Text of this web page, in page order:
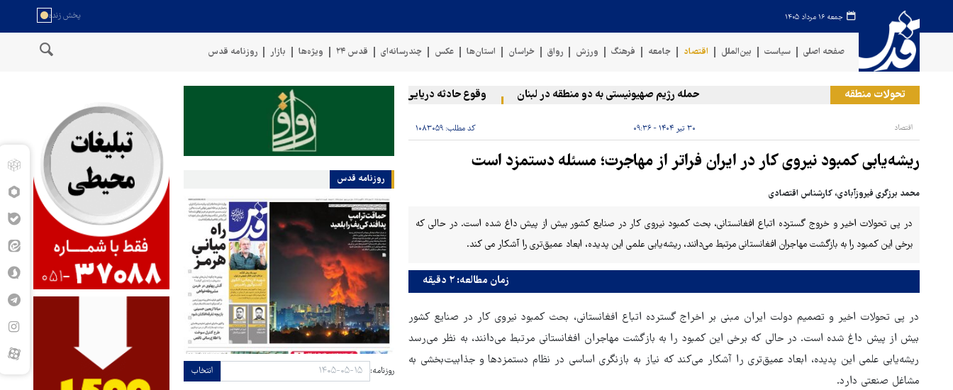
جمعه ۱۶ مرداد ۱۴۰۵
صفحه اصلی سیاست بین‌الملل اقتصاد جامعه فرهنگ ورزش رواق خراسان استان‌ها عکس چندرسانه‌ای قدس ۲۴ ویژه‌ها بازار روزنامه قدس
تحولات منطقه حمله رژیم صهیونیستی به دو منطقه در لبنان وقوع حادثه دریایی در سواحل عمان سخنگوی نیروهای مسلح یمن: کشتی نفتی عربستان را با موشک بالستیک هدف
اقتصاد ۳۰ تیر ۱۴۰۴ - ۰۹:۳۶ کد مطلب: ۱۰۸۳۰۵۹
ریشه‌یابی کمبود نیروی کار در ایران فراتر از مهاجرت؛ مسئله دستمزد است
محمد برزگری فیروزآبادی، کارشناس اقتصادی
در پی تحولات اخیر و خروج گسترده اتباع افغانستانی، بحث کمبود نیروی کار در صنایع کشور بیش از پیش داغ شده است. در حالی که
برخی این کمبود را به بازگشت مهاجران افغانستانی مرتبط می‌دانند، ریشه‌یابی علمی این پدیده، ابعاد عمیق‌تری را آشکار می کند.
زمان مطالعه: ۲ دقیقه
در پی تحولات اخیر و تصمیم دولت ایران مبنی بر اخراج گسترده اتباع افغانستانی، بحث کمبود نیروی کار در صنایع کشور
بیش از پیش داغ شده است. در حالی که برخی این کمبود را به بازگشت مهاجران افغانستانی مرتبط می‌دانند، به نظر می‌رسد
ریشه‌یابی علمی این پدیده، ابعاد عمیق‌تری را آشکار می‌کند که نیاز به بازنگری اساسی در نظام دستمزدها و جذابیت‌بخشی به
مشاغل صنعتی دارد.
روزنامه قدس
روزنامه: انتخاب